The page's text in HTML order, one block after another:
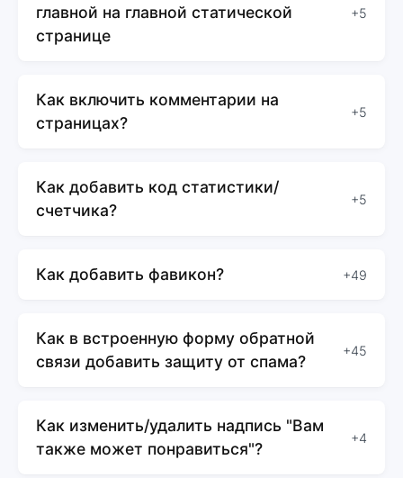
главной на главной статической
странице
+5
Как включить комментарии на
страницах?
+5
Как добавить код статистики/
счетчика?
+5
Как добавить фавикон? +49
Как в встроенную форму обратной
связи добавить защиту от спама?
+45
Как изменить/удалить надпись "Вам
также может понравиться"?
+4